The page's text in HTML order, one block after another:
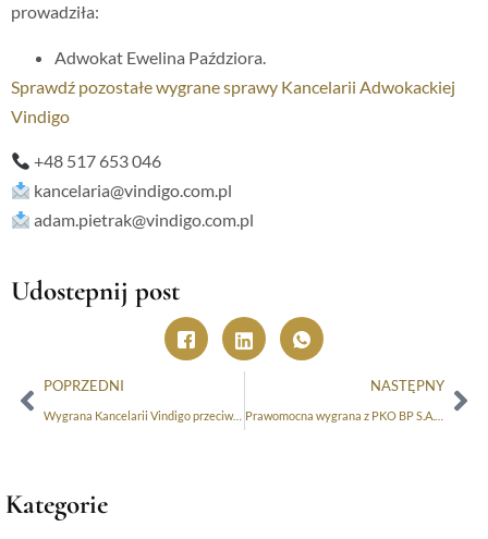
prowadziła:
Adwokat Ewelina Paździora.
Sprawdź pozostałe wygrane sprawy Kancelarii Adwokackiej
Vindigo
+48 517 653 046
kancelaria@vindigo.com.pl
adam.pietrak@vindigo.com.pl
Udostepnij post
POPRZEDNI
Wygrana Kancelarii Vindigo przeciwko Raiffeisen Bank International AG Oddział w Polsce!
NASTĘPNY
Kategorie